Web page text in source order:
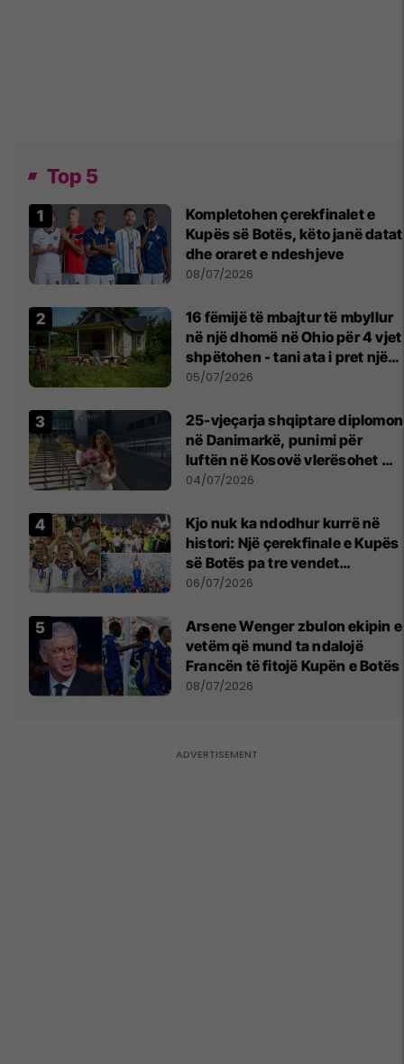
Top 5
Kompletohen çerekfinalet e
Kupës së Botës, këto janë datat
dhe oraret e ndeshjeve
08/07/2026
16 fëmijë të mbajtur të mbyllur
në një dhomë në Ohio për 4 vjet
shpëtohen - tani ata i pret një
sfidë e madhe
05/07/2026
25-vjeçarja shqiptare diplomon
në Danimarkë, punimi për
luftën në Kosovë vlerësohet me
notën më të lartë
04/07/2026
Kjo nuk ka ndodhur kurrë në
histori: Një çerekfinale e Kupës
së Botës pa tre vendet
legjendare të futbollit
06/07/2026
Arsene Wenger zbulon ekipin e
vetëm që mund ta ndalojë
Francën të fitojë Kupën e Botës
08/07/2026